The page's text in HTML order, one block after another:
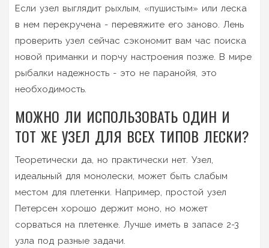
Если узел выглядит рыхлым, «пушистым» или леска
в нем перекручена - перевяжите его заново. Лень
проверить узел сейчас сэкономит вам час поиска
новой приманки и порчу настроения позже. В мире
рыбалки надежность - это не паранойя, это
необходимость.
МОЖНО ЛИ ИСПОЛЬЗОВАТЬ ОДИН И
ТОТ ЖЕ УЗЕЛ ДЛЯ ВСЕХ ТИПОВ ЛЕСКИ?
Теоретически да, но практически нет. Узел,
идеальный для монолески, может быть слабым
местом для плетенки. Например, простой узел
Петерсен хорошо держит моно, но может
сорваться на плетенке. Лучше иметь в запасе 2-3
узла под разные задачи.